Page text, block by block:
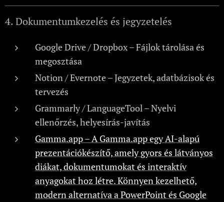
4. Dokumentumkezelés és jegyzetelés
Google Drive / Dropbox – Fájlok tárolása és
megosztása
Notion / Evernote – Jegyzetek, adatbázisok és
tervezés
Grammarly / LanguageTool – Nyelvi
ellenőrzés, helyesírás-javítás
Gamma.app – A Gamma.app egy AI-alapú
prezentációkészítő, amely gyors és látványos
diákat, dokumentumokat és interaktív
anyagokat hoz létre. Könnyen kezelhető,
modern alternatíva a PowerPoint és Google